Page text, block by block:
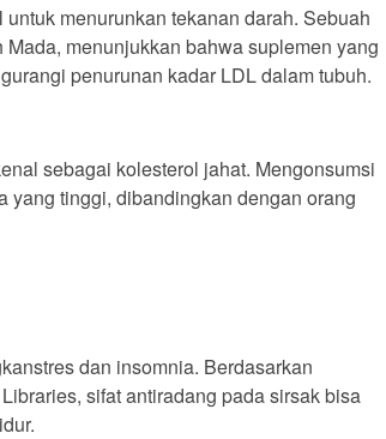
menurunkan tekanan darah. Sebuah
menunjukkan bahwa suplemen yang
penurunan kadar LDL dalam tubuh.
sebagai kolesterol jahat. Mengonsumsi
yang tinggi, dibandingkan dengan orang
dan insomnia. Berdasarkan
sifat antiradang pada sirsak bisa